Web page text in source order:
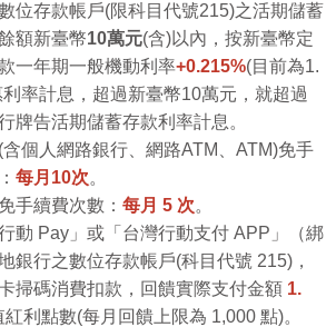
位存款帳戶(限科目代號215)之活期儲蓄
額新臺幣10萬元(含)以內，按新臺幣定
一年期一般機動利率+0.215%(目前為1.
率計息，超過新臺幣10萬元，就超過
牌告活期儲蓄存款利率計息。
個人網路銀行、網路ATM、ATM)免手
每月10次。
手續費次數： 每月 5 次。
動 Pay」或「台灣行動支付 APP」（綁
銀行之數位存款帳戶(科目代號 215)，
掃碼消費扣款，回饋實際支付金額 1.
紅利點數(每月回饋上限為 1,000 點)。